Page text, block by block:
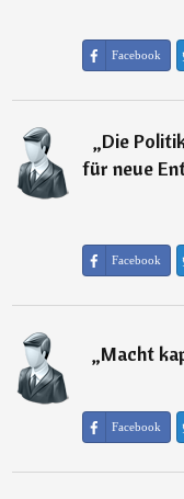
Facebook
„Die
für neue
Facebook
„Macht
Facebook